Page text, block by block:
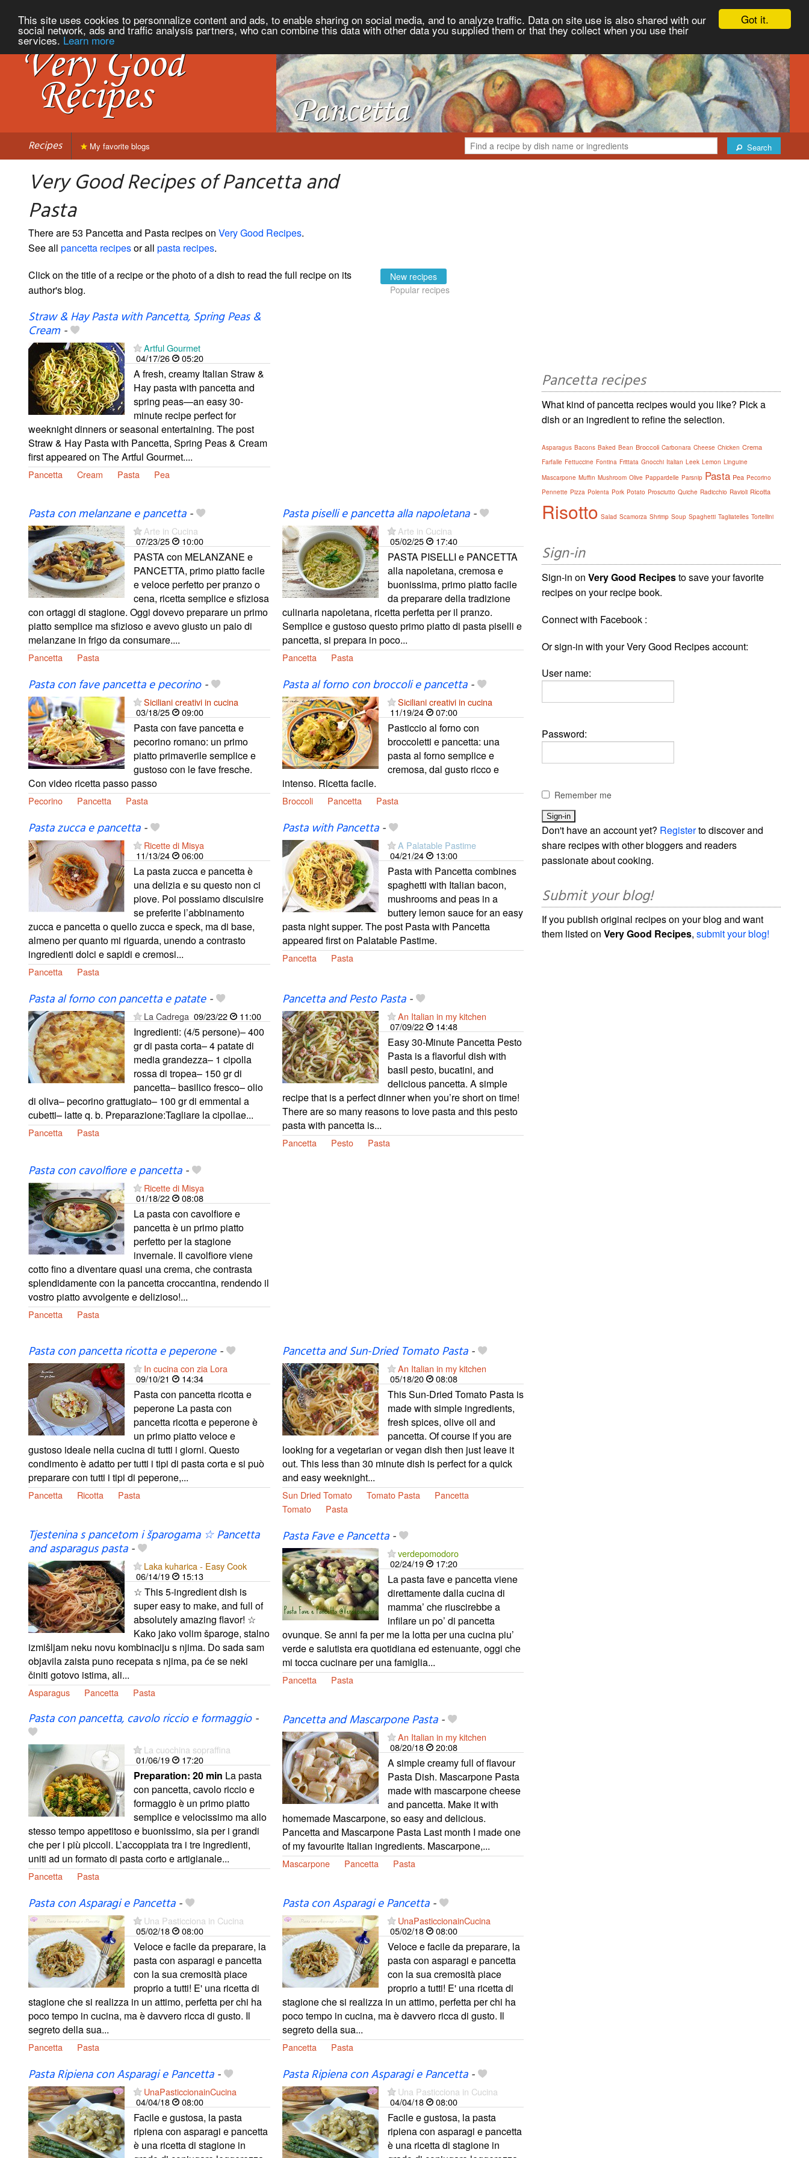
Got it.
This site uses cookies to personnalize content and ads, to enable sharing on social media, and to analyze traffic. Data on site use is also shared with our
social network, ads and traffic analysis partners, who can combine this data with other data you supplied them or that they collect when you use their
services. Learn more
Recipes Search
My favorite blogs
Very Good Recipes of Pancetta and
Pasta
There are 53 Pancetta and Pasta recipes on Very Good Recipes.
See all pancetta recipesor all pasta recipes.
Click on the title of a recipe or the photo of a dish to read the full recipe on its
author's blog.
New recipes
Popular recipes
Straw & Hay Pasta with Pancetta, Spring Peas &
Cream-
Artful Gourmet
04/17/26
05:20
A fresh, creamy Italian Straw &
Hay pasta with pancetta and
spring peas—an easy 30-
minute recipe perfect for
weeknight dinners or seasonal entertaining. The post
Straw & Hay Pasta with Pancetta, Spring Peas & Cream
first appeared on The Artful Gourmet....
Pancetta Cream Pasta Pea
Pasta con melanzane e pancetta-
Arte in Cucina
07/23/25
10:00
PASTA con MELANZANE e
PANCETTA, primo piatto facile
e veloce perfetto per pranzo o
cena, ricetta semplice e sfiziosa
con ortaggi di stagione. Oggi dovevo preparare un primo
piatto semplice ma sfizioso e avevo giusto un paio di
melanzane in frigo da consumare....
Pancetta Pasta
Pasta piselli e pancetta alla napoletana-
Arte in Cucina
05/02/25
17:40
PASTA PISELLI e PANCETTA
alla napoletana, cremosa e
buonissima, primo piatto facile
da preparare della tradizione
culinaria napoletana, ricetta perfetta per il pranzo.
Semplice e gustoso questo primo piatto di pasta piselli e
pancetta, si prepara in poco...
Pancetta Pasta
Pasta con fave pancetta e pecorino-
Siciliani creativi in cucina
03/18/25
09:00
Pasta con fave pancetta e
pecorino romano: un primo
piatto primaverile semplice e
gustoso con le fave fresche.
Con video ricetta passo passo
Pecorino Pancetta Pasta
Pasta al forno con broccoli e pancetta-
Siciliani creativi in cucina
11/19/24
07:00
Pasticcio al forno con
broccoletti e pancetta: una
pasta al forno semplice e
cremosa, dal gusto ricco e
intenso. Ricetta facile.
Broccoli Pancetta Pasta
Pasta zucca e pancetta-
Ricette di Misya
11/13/24
06:00
La pasta zucca e pancetta è
una delizia e su questo non ci
piove. Poi possiamo discuisire
se preferite l’abbinamento
zucca e pancetta o quello zucca e speck, ma di base,
almeno per quanto mi riguarda, unendo a contrasto
ingredienti dolci e sapidi e cremosi...
Pancetta Pasta
Pasta with Pancetta-
A Palatable Pastime
04/21/24
13:00
Pasta with Pancetta combines
spaghetti with Italian bacon,
mushrooms and peas in a
buttery lemon sauce for an easy
pasta night supper. The post Pasta with Pancetta
appeared first on Palatable Pastime.
Pancetta Pasta
Pasta al forno con pancetta e patate-
La Cadrega 09/23/22 11:00
Ingredienti: (4/5 persone)– 400
gr di pasta corta– 4 patate di
media grandezza– 1 cipolla
rossa di tropea– 150 gr di
pancetta– basilico fresco– olio
di oliva– pecorino grattugiato– 100 gr di emmental a
cubetti– latte q. b. Preparazione:Tagliare la cipollae...
Pancetta Pasta
Pancetta and Pesto Pasta-
An Italian in my kitchen
07/09/22
14:48
Easy 30-Minute Pancetta Pesto
Pasta is a flavorful dish with
basil pesto, bucatini, and
delicious pancetta. A simple
recipe that is a perfect dinner when you’re short on time!
There are so many reasons to love pasta and this pesto
pasta with pancetta is...
Pancetta Pesto Pasta
Pasta con cavolfiore e pancetta-
Ricette di Misya
01/18/22
08:08
La pasta con cavolfiore e
pancetta è un primo piatto
perfetto per la stagione
invernale. Il cavolfiore viene
cotto fino a diventare quasi una crema, che contrasta
splendidamente con la pancetta croccantina, rendendo il
vostro piatto avvolgente e delizioso!...
Pancetta Pasta
Pasta con pancetta ricotta e peperone-
In cucina con zia Lora
09/10/21
14:34
Pasta con pancetta ricotta e
peperone La pasta con
pancetta ricotta e peperone è
un primo piatto veloce e
gustoso ideale nella cucina di tutti i giorni. Questo
condimento è adatto per tutti i tipi di pasta corta e si può
preparare con tutti i tipi di peperone,...
Pancetta Ricotta Pasta
Pancetta and Sun-Dried Tomato Pasta-
An Italian in my kitchen
05/18/20
08:08
This Sun-Dried Tomato Pasta is
made with simple ingredients,
fresh spices, olive oil and
pancetta. Of course if you are
looking for a vegetarian or vegan dish then just leave it
out. This less than 30 minute dish is perfect for a quick
and easy weeknight...
Sun Dried Tomato Tomato Pasta
Pancetta
Tomato
Pasta
Tjestenina s pancetom i šparogama ☆ Pancetta
and asparagus pasta-
Laka kuharica - Easy Cook
06/14/19
15:13
☆ This 5-ingredient dish is
super easy to make, and full of
absolutely amazing flavor! ☆
Kako jako volim šparoge, stalno
izmišljam neku novu kombinaciju s njima. Do sada sam
objavila zaista puno recepata s njima, pa će se neki
činiti gotovo istima, ali...
Asparagus Pancetta Pasta
Pasta Fave e Pancetta-
verdepomodoro
02/24/19
17:20
La pasta fave e pancetta viene
direttamente dalla cucina di
mamma’ che riuscirebbe a
infilare un po’ di pancetta
ovunque. Se anni fa per me la lotta per una cucina piu’
verde e salutista era quotidiana ed estenuante, oggi che
mi tocca cucinare per una famiglia...
Pancetta Pasta
Pasta con pancetta, cavolo riccio e formaggio-
La cuochina sopraffina
01/06/19
17:20
Preparation: 20 min La pasta
con pancetta, cavolo riccio e
formaggio è un primo piatto
semplice e velocissimo ma allo
stesso tempo appetitoso e buonissimo, sia per i grandi
che per i più piccoli. L’accoppiata tra i tre ingredienti,
uniti ad un formato di pasta corto e artigianale...
Pancetta Pasta
Pancetta and Mascarpone Pasta-
An Italian in my kitchen
08/20/18
20:08
A simple creamy full of flavour
Pasta Dish. Mascarpone Pasta
made with mascarpone cheese
and pancetta. Make it with
homemade Mascarpone, so easy and delicious.
Pancetta and Mascarpone Pasta Last month I made one
of my favourite Italian ingredients. Mascarpone,...
Mascarpone Pancetta Pasta
Pasta con Asparagi e Pancetta-
Una Pasticciona in Cucina
05/02/18
08:00
Veloce e facile da preparare, la
pasta con asparagi e pancetta
con la sua cremosità piace
proprio a tutti! E' una ricetta di
stagione che si realizza in un attimo, perfetta per chi ha
poco tempo in cucina, ma è davvero ricca di gusto. Il
segreto della sua...
Pancetta Pasta
Pasta con Asparagi e Pancetta-
UnaPasticcionainCucina
05/02/18
08:00
Veloce e facile da preparare, la
pasta con asparagi e pancetta
con la sua cremosità piace
proprio a tutti! E' una ricetta di
stagione che si realizza in un attimo, perfetta per chi ha
poco tempo in cucina, ma è davvero ricca di gusto. Il
segreto della sua...
Pancetta Pasta
Pasta Ripiena con Asparagi e Pancetta-
UnaPasticcionainCucina
04/04/18
08:00
Facile e gustosa, la pasta
ripiena con asparagi e pancetta
è una ricetta di stagione in
Pasta Ripiena con Asparagi e Pancetta-
Una Pasticciona in Cucina
04/04/18
08:00
Facile e gustosa, la pasta
ripiena con asparagi e pancetta
è una ricetta di stagione in
Pancetta recipes
What kind of pancetta recipes would you like? Pick a
dish or an ingredient to refine the selection.
Asparagus Bacons Baked Bean Broccoli Carbonara Cheese Chicken Crema
Farfalle Fettuccine Fontina Frittata Gnocchi Italian Leek Lemon Linguine
Mascarpone Muffin Mushroom Olive Pappardelle Parsnip Pasta Pea Pecorino
Pennette Pizza Polenta Pork Potato Prosciutto Quiche Radicchio Ravioli Ricotta
Risotto Salad Scamorza Shrimp Soup Spaghetti Tagliatelles Tortellini
Sign-in
Sign-in onVery Good Recipesto save your favorite
recipes on your recipe book.
Connect with Facebook :
Or sign-in with your Very Good Recipes account:
User name:
Password:
Remember me
Don't have an account yet? Registerto discover and
share recipes with other bloggers and readers
passionate about cooking.
Submit your blog!
If you publish original recipes on your blog and want
them listed onVery Good Recipes,submit your blog!